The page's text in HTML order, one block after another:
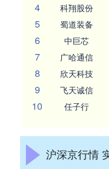
4 科翔股份
5 蜀道装备
6 中巨芯
7 广哈通信
8 欣天科技
9 飞天诚信
10 任子行
沪深京行情